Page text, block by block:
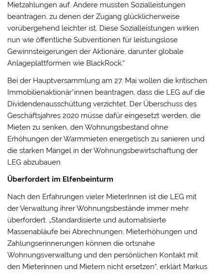
Mietzahlungen auf. Andere mussten Sozialleistungen
beantragen, zu denen der Zugang glücklicherweise
vorübergehend leichter ist. Diese Sozialleistungen wirken
nun wie öffentliche Subventionen für leistungslose
Gewinnsteigerungen der Aktionäre, darunter globale
Anlageplattformen wie BlackRock.“
Bei der Hauptversammlung am 27. Mai wollen die kritischen
Immobilienaktionär*innen beantragen, dass die LEG auf die
Dividendenausschüttung verzichtet. Der Überschuss des
Geschäftsjahres 2020 müsse dafür eingesetzt werden, die
Mieten zu senken, den Wohnungsbestand ohne
Erhöhungen der Warmmieten energetisch zu sanieren und
die starken Mängel in der Wohnungsbewirtschaftung der
LEG abzubauen.
Überfordert im Elfenbeinturm
Nach den Erfahrungen vieler MieterInnen ist die LEG mit
der Verwaltung ihrer Wohnungsbestände immer mehr
überfordert. „Standardisierte und automatisierte
Massenabläufe bei Abrechnungen, Mieterhöhungen und
Zahlungserinnerungen können die ortsnahe
Wohnungsverwaltung und den persönlichen Kontakt mit
den Mieterinnen und Mietern nicht ersetzen“, erklärt Markus